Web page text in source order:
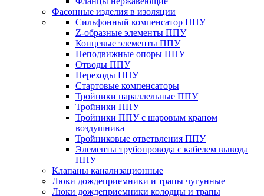
Фасонные изделия в изоляции
Cильфонный компенсатор ППУ
Z-образные элементы ППУ
Концевые элементы ППУ
Неподвижные опоры ППУ
Отводы ППУ
Переходы ППУ
Стартовые компенсаторы
Тройники параллельные ППУ
Тройники ППУ
Тройники ППУ с шаровым краном
воздушника
Тройниковые ответвления ППУ
Элементы трубопровода с кабелем вывода
ППУ
Клапаны канализационные
Люки дождеприемники и трапы чугунные
Люки дождеприемники колодцы и трапы